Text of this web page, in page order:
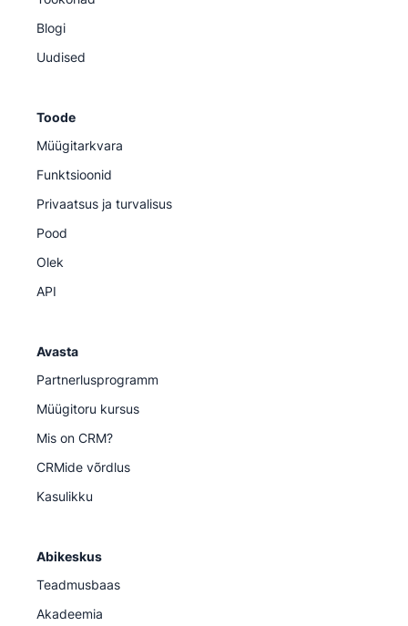
Blogi
Uudised
Toode
Müügitarkvara
Funktsioonid
Privaatsus ja turvalisus
Pood
Olek
API
Avasta
Partnerlusprogramm
Müügitoru kursus
Mis on CRM?
CRMide võrdlus
Kasulikku
Abikeskus
Teadmusbaas
Akadeemia